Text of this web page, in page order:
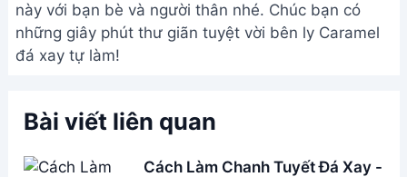
này với bạn bè và người thân nhé. Chúc bạn có
những giây phút thư giãn tuyệt vời bên ly Caramel
đá xay tự làm!
Bài viết liên quan
Cách Làm Chanh Tuyết Đá Xay -